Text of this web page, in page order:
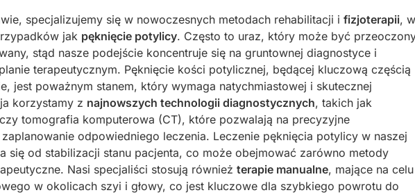
specjalizujemy się w nowoczesnych metodach rehabilitacji i fizjoterapii, w
jak pęknięcie potylicy. Często to uraz, który może być
stąd nasze podejście koncentruje się na gruntownej diagnostyce i
terapeutycznym. Pęknięcie kości potylicznej, będącej kluczową częścią
jest poważnym stanem, który wymaga natychmiastowej i skutecznej
korzystamy z najnowszych technologii diagnostycznych, takich jak
tomografia komputerowa (CT), które pozwalają na precyzyjne
odpowiedniego leczenia. Leczenie pęknięcia potylicy w naszej
się od stabilizacji stanu pacjenta, co może obejmować zarówno metody
Nasi specjaliści stosują również terapie manualne, mające na celu
w okolicach szyi i głowy, co jest kluczowe dla szybkiego powrotu do